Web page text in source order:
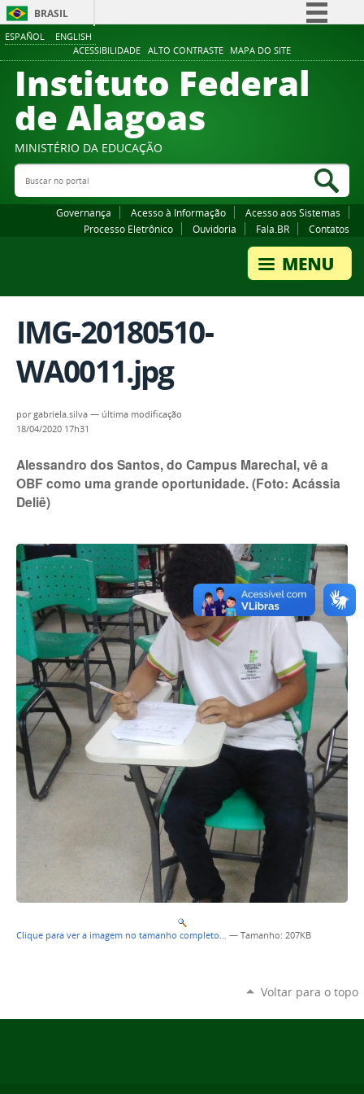
ESPAÑOL ENGLISH
ACESSIBILIDADE ALTO CONTRASTE MAPA DO SITE
BRASIL
Comunica BR
Participe
Canais
Instituto Federal
de Alagoas
MINISTÉRIO DA EDUCAÇÃO
Buscar no portal
Governança Acesso à Informação
Acesso aos Sistemas
Processo Eletrônico
Ouvidoria Fala.BR Contatos
IMG-20180510-
WA0011.jpg
porgabriela.silva — última modificação
18/04/2020 17h31
Alessandro dos Santos, do Campus Marechal, vê a
OBF como uma grande oportunidade. (Foto: Acássia
Deliê)
Clique para ver a imagem no tamanho completo… — Tamanho: 207KB
Voltar para o topo